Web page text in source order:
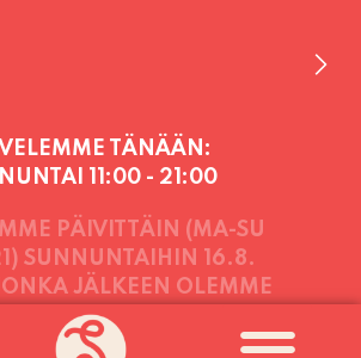
TÄNÄÄN:
11:00 - 21:00
PÄIVITTÄIN (MA-SU
SUNNUNTAIHIN 16.8.
JÄLKEEN OLEMME
VIIKONLOPPUISIN (PE-
LOPPUUN ASTI